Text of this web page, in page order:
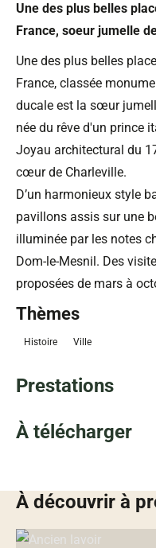
Une des plus belles
France, soeur jumelle
Une des plus belles
France, classée
ducale est la sœur
née du rêve d'un prince
Joyau architectural du
cœur de Charleville.
D’un harmonieux style
pavillons assis sur une
illuminée par les notes
Dom-le-Mesnil. Des
proposées de mars à
Thèmes
Histoire Ville
Prestations
À télécharger
À découvrir à
Ancien lavoir, © Droits gérés